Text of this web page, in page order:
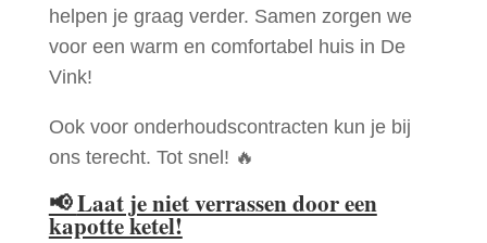
helpen je graag verder. Samen zorgen we
voor een warm en comfortabel huis in De
Vink!
Ook voor onderhoudscontracten kun je bij
ons terecht. Tot snel! 🔥
📢Laat je niet verrassen door een
kapotte ketel!